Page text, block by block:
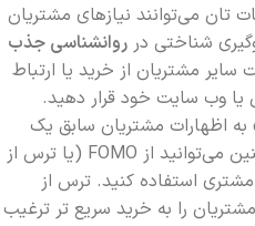
تان می‌توانند نیازهای مشتریان
شناختی در روانشناسی جذب
سایر مشتریان از خرید یا ارتباط
یا وب سایت خود قرار دهید.
به اظهارات مشتریان سابق یک
کسب و کار اعتماد می‌کنند. همچنین می‌توانید از FOMO (یا ترس از
استفاده کنید. ترس از
را به خرید سریع تر ترغیب